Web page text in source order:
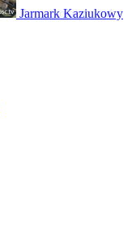
Zorza polarna nad